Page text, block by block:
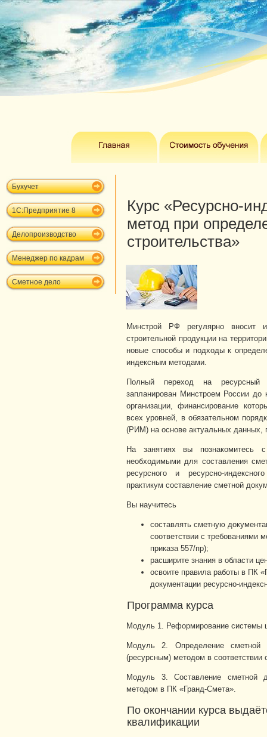
Бухучет
1С:Предприятие 8
Делопроизводство
Менеджер по кадрам
Сметное дело
Курс «Ресурсно-
метод при
строительства»
Минстрой РФ регулярно вносит
строительной продукции на
новые способы и подходы к
индексным методами.
Полный переход на ресурсный
запланирован Минстроем России до
организации, финансирование
всех уровней, в обязательном
(РИМ) на основе актуальных
На занятиях вы познакомитесь
необходимыми для составления
ресурсного и ресурсно-
практикум составление сметной
Вы научитесь
составлять сметную
соответствии с требованиями
приказа 557/пр);
расширите знания в области
освоите правила работы в ПК
документации ресурсно-
Программа курса
Модуль 1. Реформирование системы
Модуль 2. Определение сметной
(ресурсным) методом в
Модуль 3. Составление сметной
методом в ПК «Гранд-Смета».
По окончании курса
квалификации